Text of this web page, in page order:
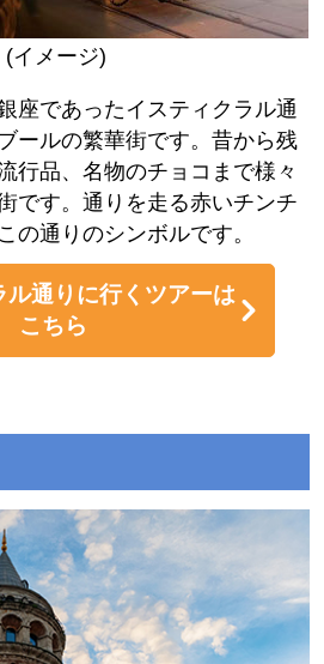
(イメージ)
座であったイスティクラル通
ールの繁華街です。昔から残
行品、名物のチョコまで様々
です。通りを走る赤いチンチ
の通りのシンボルです。
ル通りに行くツアーは
こちら